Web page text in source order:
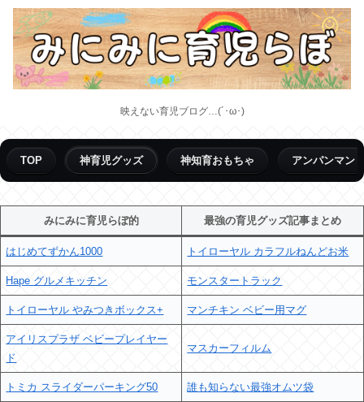
映えない育児ブログ…(´･ω･)
TOP 神育児グッズ 神知育おもちゃ アンパンマン
みにみに育児らぼ的 最強の育児グッズ記事まとめ
はじめてずかん1000 トイローヤル カラフルねんどお米
Hape グルメキッチン モンスタートラック
トイローヤル やみつきボックス+ マンチキン ベビー用マグ
アイリスプラザ ベビープレイヤー
ド
マスカーフィルム
トミカ スライダーパーキング50 誰も知らない最強オムツ袋